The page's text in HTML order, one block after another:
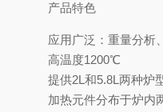
产品特色
应用广泛：重量分析
高温度1200℃
提供2L和5.8L两种炉
加热元件分布于炉内